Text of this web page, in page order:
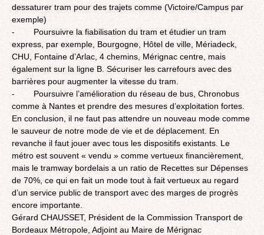
dessaturer tram pour des trajets comme (Victoire/Campus par
exemple)
- Poursuivre la fiabilisation du tram et étudier un tram
express, par exemple, Bourgogne, Hôtel de ville, Mériadeck,
CHU, Fontaine d’Arlac, 4 chemins, Mérignac centre, mais
également sur la ligne B. Sécuriser les carrefours avec des
barrières pour augmenter la vitesse du tram.
- Poursuivre l’amélioration du réseau de bus, Chronobus
comme à Nantes et prendre des mesures d’exploitation fortes.
En conclusion, il ne faut pas attendre un nouveau mode comme
le sauveur de notre mode de vie et de déplacement. En
revanche il faut jouer avec tous les dispositifs existants. Le
métro est souvent « vendu » comme vertueux financièrement,
mais le tramway bordelais a un ratio de Recettes sur Dépenses
de 70%, ce qui en fait un mode tout à fait vertueux au regard
d’un service public de transport avec des marges de progrès
encore importante.
Gérard CHAUSSET, Président de la Commission Transport de
Bordeaux Métropole, Adjoint au Maire de Mérignac